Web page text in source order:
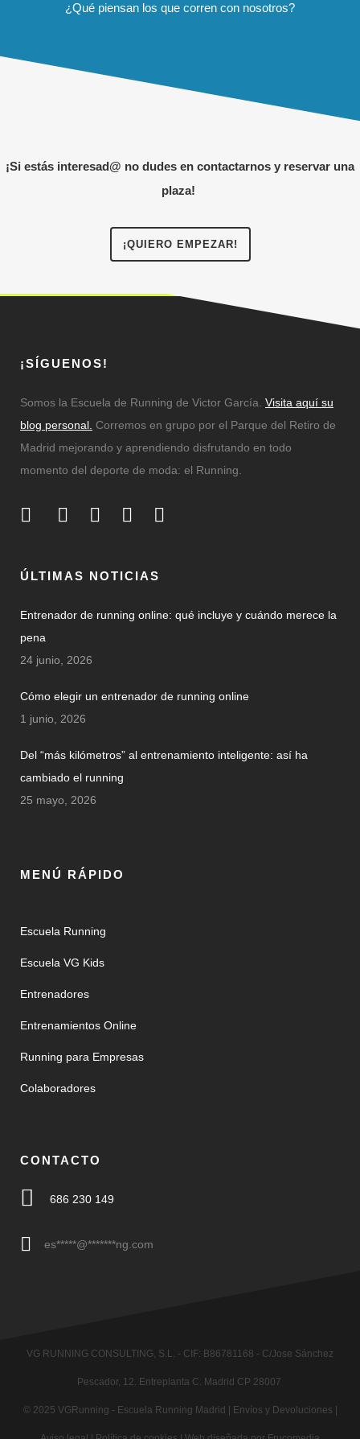
¿Qué piensan los que corren con nosotros?
¡Si estás interesad@ no dudes en contactarnos y reservar una
plaza!
¡QUIERO EMPEZAR!
¡SÍGUENOS!
Somos la Escuela de Running de Victor García. Visita aquí su
blog personal. Corremos en grupo por el Parque del Retiro de
Madrid mejorando y aprendiendo disfrutando en todo
momento del deporte de moda: el Running.
ÚLTIMAS NOTICIAS
Entrenador de running online: qué incluye y cuándo merece la
pena
24 junio, 2026
Cómo elegir un entrenador de running online
1 junio, 2026
Del “más kilómetros” al entrenamiento inteligente: así ha
cambiado el running
25 mayo, 2026
MENÚ RÁPIDO
Escuela Running
Escuela VG Kids
Entrenadores
Entrenamientos Online
Running para Empresas
Colaboradores
CONTACTO
686 230 149
es*****@*******ng.com
VG RUNNING CONSULTING, S.L. - CIF: B86781168 - C/Jose Sánchez
Pescador, 12. Entreplanta C. Madrid CP 28007
© 2025 VGRunning - Escuela Running Madrid | Envíos y Devoluciones